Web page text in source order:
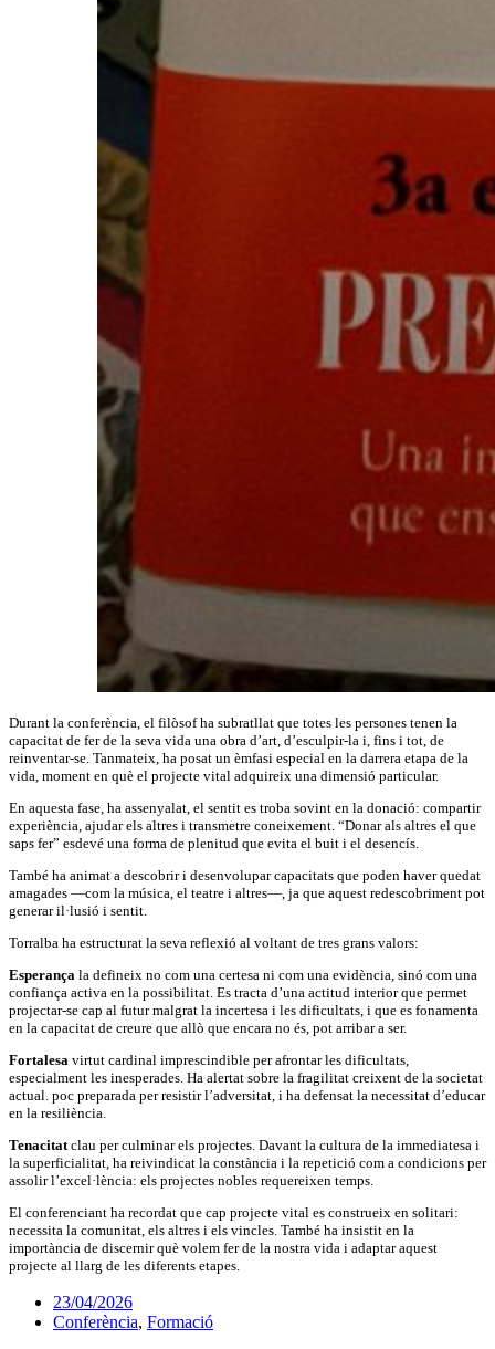
Durant la conferència, el filòsof ha subratllat que totes les persones tenen la
capacitat de fer de la seva vida una obra d’art, d’esculpir-la i, fins i tot, de
reinventar-se. Tanmateix, ha posat un èmfasi especial en la darrera etapa de la
vida, moment en què el projecte vital adquireix una dimensió particular.
En aquesta fase, ha assenyalat, el sentit es troba sovint en la donació: compartir
experiència, ajudar els altres i transmetre coneixement. “Donar als altres el que
saps fer” esdevé una forma de plenitud que evita el buit i el desencís.
També ha animat a descobrir i desenvolupar capacitats que poden haver quedat
amagades —com la música, el teatre i altres—, ja que aquest redescobriment pot
generar il·lusió i sentit.
Torralba ha estructurat la seva reflexió al voltant de tres grans valors:
Esperança la defineix no com una certesa ni com una evidència, sinó com una
confiança activa en la possibilitat. Es tracta d’una actitud interior que permet
projectar-se cap al futur malgrat la incertesa i les dificultats, i que es fonamenta
en la capacitat de creure que allò que encara no és, pot arribar a ser.
Fortalesa virtut cardinal imprescindible per afrontar les dificultats,
especialment les inesperades. Ha alertat sobre la fragilitat creixent de la societat
actual. poc preparada per resistir l’adversitat, i ha defensat la necessitat d’educar
en la resiliència.
Tenacitatclau per culminar els projectes. Davant la cultura de la immediatesa i
la superficialitat, ha reivindicat la constància i la repetició com a condicions per
assolir l’excel·lència: els projectes nobles requereixen temps.
El conferenciant ha recordat que cap projecte vital es construeix en solitari:
necessita la comunitat, els altres i els vincles. També ha insistit en la
importància de discernir què volem fer de la nostra vida i adaptar aquest
projecte al llarg de les diferents etapes.
23/04/2026
Conferència, Formació